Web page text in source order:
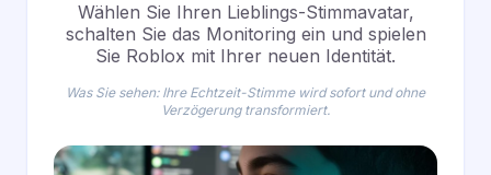
Wählen Sie Ihren Lieblings-Stimmavatar,
schalten Sie das Monitoring ein und spielen
Sie Roblox mit Ihrer neuen Identität.
Was Sie sehen: Ihre Echtzeit-Stimme wird sofort und ohne
Verzögerung transformiert.